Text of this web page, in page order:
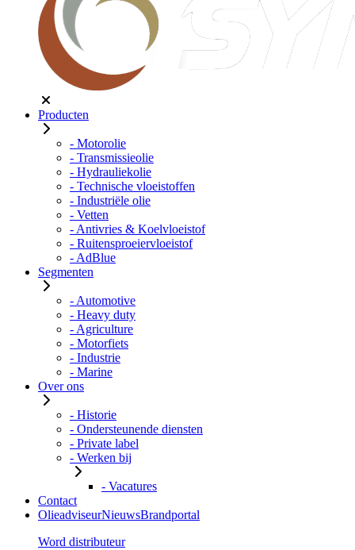
Producten
- Motorolie
- Transmissieolie
- Hydrauliekolie
- Technische vloeistoffen
- Industriële olie
- Vetten
- Antivries & Koelvloeistof
- Ruitensproeiervloeistof
- AdBlue
Segmenten
- Automotive
- Heavy duty
- Agriculture
- Motorfiets
- Industrie
- Marine
Over ons
- Historie
- Ondersteunende diensten
- Private label
- Werken bij
- Vacatures
Contact
OlieadviseurNieuwsBrandportal
Word distributeur